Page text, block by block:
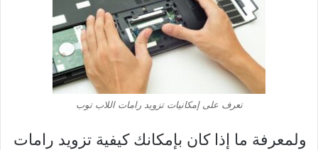
تعرف على إمكانيات تزويد رامات اللاب توب
ولمعرفة ما إذا كان بإمكانك كيفية تزويد رامات